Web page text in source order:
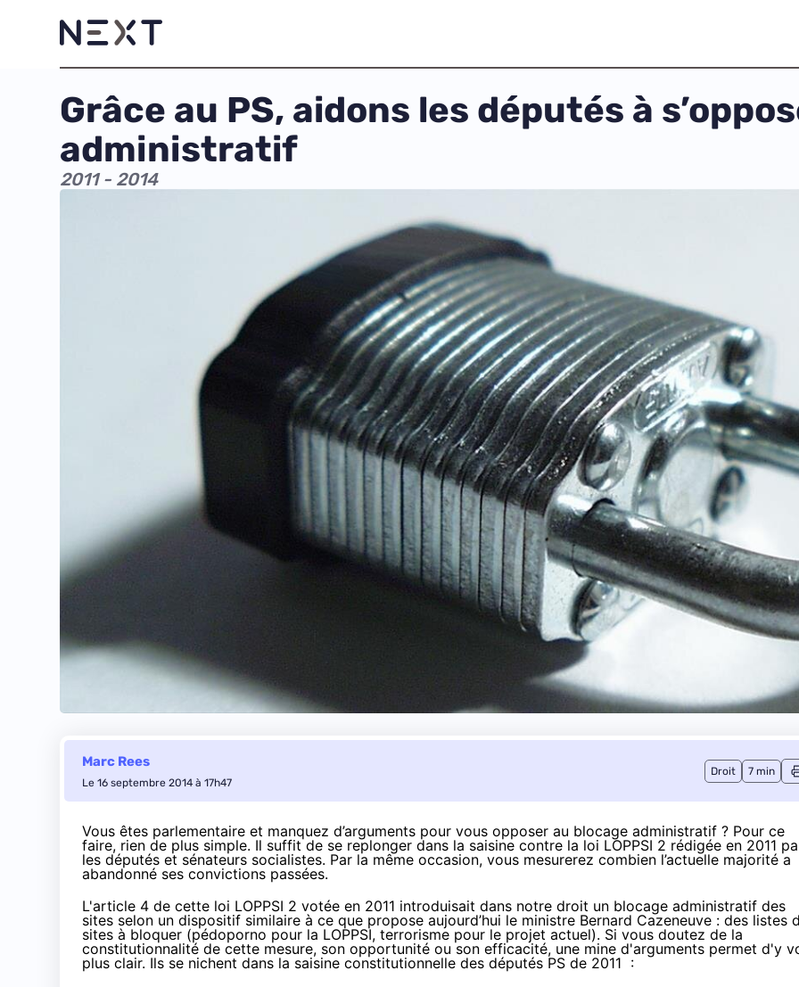
Grâce au PS, aidons les députés à
administratif
2011 - 2014
Marc Rees
Le 16 septembre 2014 à 17h47
Droit 7 min
Vous êtes parlementaire et manquez d’arguments pour vous opposer au blocage administratif ? Pour ce
faire, rien de plus simple. Il suffit de se replonger dans la saisine contre la loi LOPPSI 2 rédigée en 2011
les députés et sénateurs socialistes. Par la même occasion, vous mesurerez combien l’actuelle majorité a
abandonné ses convictions passées.
L'article 4 de cette loi LOPPSI 2 votée en 2011 introduisait dans notre droit un blocage administratif des
sites selon un dispositif similaire à ce que propose aujourd’hui le ministre Bernard Cazeneuve : des listes
sites à bloquer (pédoporno pour la LOPPSI, terrorisme pour le projet actuel). Si vous doutez de la
constitutionnalité de cette mesure, son opportunité ou son efficacité, une mine d'arguments permet d'y
plus clair. Ils se nichent dans la saisine constitutionnelle des députés PS de 2011 :